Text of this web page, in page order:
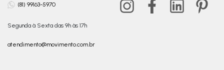
(81) 99163-5970
Segunda à Sexta das 9h às 17h
atendimento@movimento.com.br